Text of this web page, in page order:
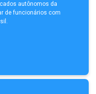
autônomos da
de funcionários com